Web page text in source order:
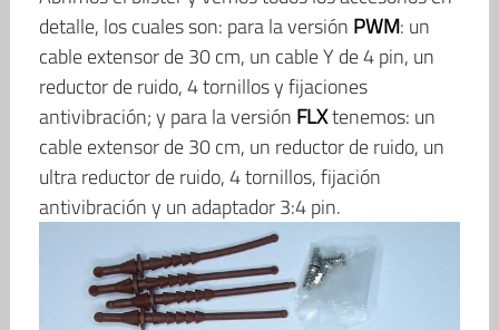
detalle, los cuales son: para la versión PWM: un
cable extensor de 30 cm, un cable Y de 4 pin, un
reductor de ruido, 4 tornillos y fijaciones
antivibración; y para la versión FLXtenemos: un
cable extensor de 30 cm, un reductor de ruido, un
ultra reductor de ruido, 4 tornillos, fijación
antivibración y un adaptador 3:4 pin.